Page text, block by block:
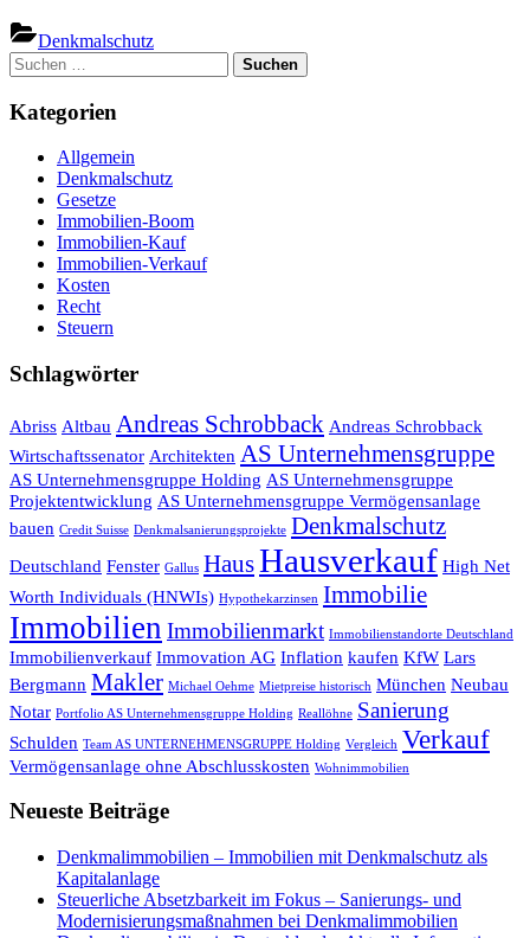
Hochhäuser
stehen
unter
Denkmalschutz
Suchen
nach:
Kategorien
Allgemein
Denkmalschutz
Gesetze
Immobilien-Boom
Immobilien-Kauf
Immobilien-Verkauf
Kosten
Recht
Steuern
Schlagwörter
Abriss Altbau Andreas Schrobback Andreas Schrobback
Wirtschaftssenator Architekten AS Unternehmensgruppe
AS Unternehmensgruppe Holding AS Unternehmensgruppe
Projektentwicklung AS Unternehmensgruppe Vermögensanlage
bauen Credit Suisse Denkmalsanierungsprojekte Denkmalschutz
Deutschland Fenster Gallus HausHausverkauf High Net
Worth Individuals (HNWIs) Hypothekarzinsen Immobilie
Immobilien Immobilienmarkt Immobilienstandorte Deutschland
Immobilienverkauf Immovation AG Inflation kaufen KfW Lars
Bergmann Makler Michael Oehme Mietpreise historisch München Neubau
Notar Portfolio AS Unternehmensgruppe Holding Reallöhne Sanierung
Schulden Team AS UNTERNEHMENSGRUPPE Holding Vergleich Verkauf
Vermögensanlage ohne Abschlusskosten Wohnimmobilien
Neueste Beiträge
Denkmalimmobilien – Immobilien mit Denkmalschutz als
Kapitalanlage
Steuerliche Absetzbarkeit im Fokus – Sanierungs- und
Modernisierungsmaßnahmen bei Denkmalimmobilien